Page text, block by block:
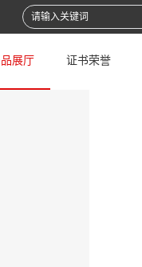
展厅 证书荣誉